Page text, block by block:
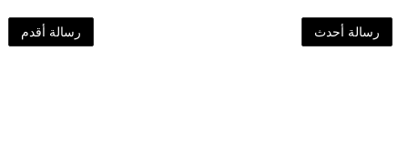
رسالة أحدث رسالة أقدم